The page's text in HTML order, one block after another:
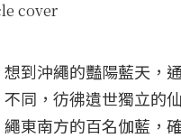
想到沖繩的豔陽藍天，
不同，彷彿遺世獨立的
繩東南方的百名伽藍，